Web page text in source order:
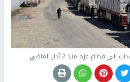
قطاع غزة منذ 2 آذار الماضي